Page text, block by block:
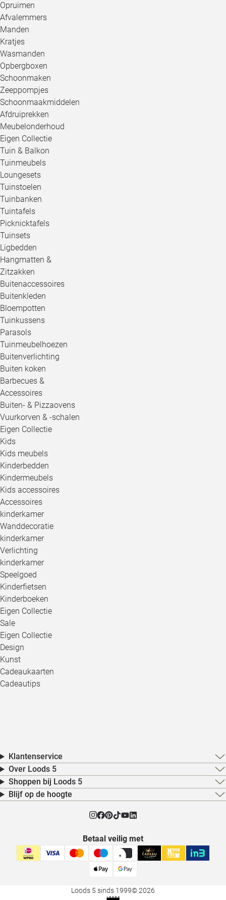
Opruimen
Afvalemmers
Manden
Kratjes
Wasmanden
Opbergboxen
Schoonmaken
Zeeppompjes
Schoonmaakmiddelen
Afdruiprekken
Meubelonderhoud
Eigen Collectie
Tuin & Balkon
Tuinmeubels
Loungesets
Tuinstoelen
Tuinbanken
Tuintafels
Picknicktafels
Tuinsets
Ligbedden
Hangmatten &
Zitzakken
Buitenaccessoires
Buitenkleden
Bloempotten
Tuinkussens
Parasols
Tuinmeubelhoezen
Buitenverlichting
Buiten koken
Barbecues &
Accessoires
Buiten- & Pizzaovens
Vuurkorven & -schalen
Eigen Collectie
Kids
Kids meubels
Kinderbedden
Kindermeubels
Kids accessoires
Accessoires
kinderkamer
Wanddecoratie
kinderkamer
Verlichting
kinderkamer
Speelgoed
Kinderfietsen
Kinderboeken
Eigen Collectie
Sale
Eigen Collectie
Design
Kunst
Cadeaukaarten
Cadeautips
Klantenservice
Over Loods 5
Shoppen bij Loods 5
Blijf op de hoogte
Betaal veilig met
Loods 5 sinds 1999© 2026